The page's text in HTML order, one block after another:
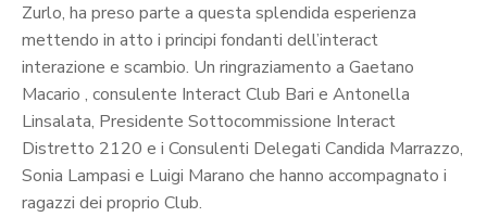
Zurlo, ha preso parte a questa splendida esperienza
mettendo in atto i principi fondanti dell’interact
interazione e scambio. Un ringraziamento a Gaetano
Macario , consulente Interact Club Bari e Antonella
Linsalata, Presidente Sottocommissione Interact
Distretto 2120 e i Consulenti Delegati Candida Marrazzo,
Sonia Lampasi e Luigi Marano che hanno accompagnato i
ragazzi dei proprio Club.